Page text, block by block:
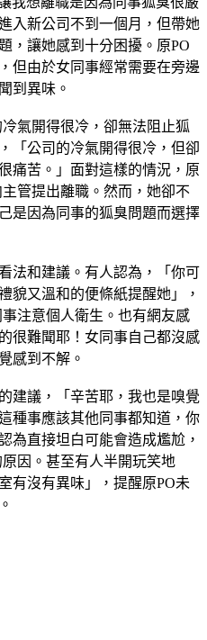
，讓她感到十分困擾。原PO
但由於女同事經常需要在旁邊
到異味。
「公司的冷氣開得很冷，但卻
痛苦。」面對這樣的情況，原
管提出離職。然而，她卻不
是因為同事的狐臭問題而選擇
貌又溫和的便條紙提醒她」，
注意個人衛生。也有網友感
很難聞耶！女同事自己都沒感
感到不解。
種事應該其他同事都知道，你
為直接坦白可能會造成尷尬，
因。甚至有人半開玩笑地
有沒有異味」，提醒原PO未